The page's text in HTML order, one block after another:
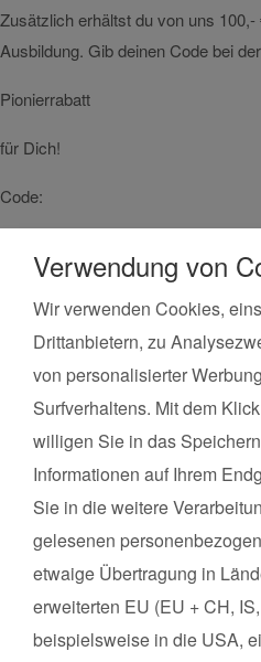
Zusätzlich erhältst du von uns
Ausbildung. Gib deinen Code bei
Pionierrabatt
für Dich!
Code:
Kurse finden
in der
Zeven
Land*
Kursart
Verwendung von
Wir verwenden Cookies,
Drittanbietern, zu
von personalisierter
Surfverhaltens. Mit dem
willigen Sie in das
Informationen auf Ihrem
Sie in die weitere
gelesenen
etwaige Übertragung in
erweiterten EU (EU + CH,
beispielsweise in die USA,